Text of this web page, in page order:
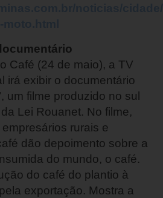
Café (24 de maio), a TV
irá exibir o documentário
um filme produzido no sul
Lei Rouanet. No filme,
rurais e
dão depoimento sobre a
do mundo, o café.
do café do plantio à
exportação. Mostra a